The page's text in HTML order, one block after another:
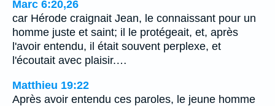
Marc 6:20,26
car Hérode craignait Jean, le connaissant pour un
homme juste et saint; il le protégeait, et, après
l'avoir entendu, il était souvent perplexe, et
l'écoutait avec plaisir.…
Matthieu 19:22
Après avoir entendu ces paroles, le jeune homme